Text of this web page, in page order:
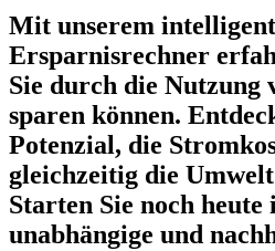
Mit unserem
Ersparnisrechner
Sie durch die Nutzung
sparen können.
Potenzial, die
gleichzeitig die
Starten Sie noch heute
unabhängige und